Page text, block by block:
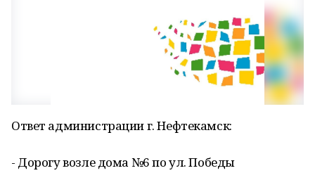
Ответ администрации г. Нефтекамск:
- Дорогу возле дома №6 по ул. Победы